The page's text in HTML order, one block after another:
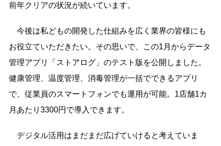
前年クリアの状況が続いています。
今後は私どもの開発した仕組みを広く業界の皆様にも
お役立ていただきたい。その思いで、この1月からデータ
管理アプリ「ストアログ」のテスト版を公開しました。
健康管理、温度管理、消毒管理が一括でできるアプリ
で、従業員のスマートフォンでも運用が可能。1店舗1カ
月あたり3300円で導入できます。
デジタル活用はまだまだ広げていけると考えていま